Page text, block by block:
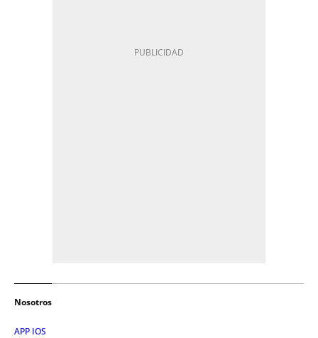
Nosotros
APP IOS